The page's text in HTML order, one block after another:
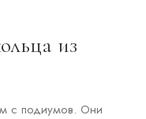
из
с подиумов. Они